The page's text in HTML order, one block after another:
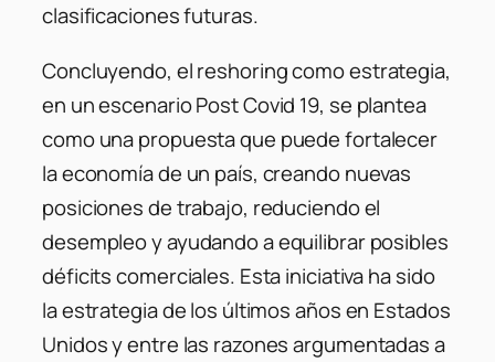
clasificaciones futuras.
Concluyendo, elreshoringcomo estrategia,
en un escenario Post Covid 19, se plantea
como una propuesta que puede fortalecer
la economía de un país, creando nuevas
posiciones de trabajo, reduciendo el
desempleo y ayudando a equilibrar posibles
déficits comerciales. Esta iniciativa ha sido
la estrategia de los últimos años en Estados
Unidos y entre las razones argumentadas a